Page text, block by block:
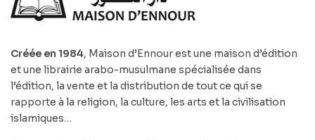
Créée en 1984, Maison d’Ennour est une maison d’édition
et une librairie arabo-musulmane spécialisée dans
l’édition, la vente et la distribution de tout ce qui se
rapporte à la religion, la culture, les arts et la civilisation
islamiques…